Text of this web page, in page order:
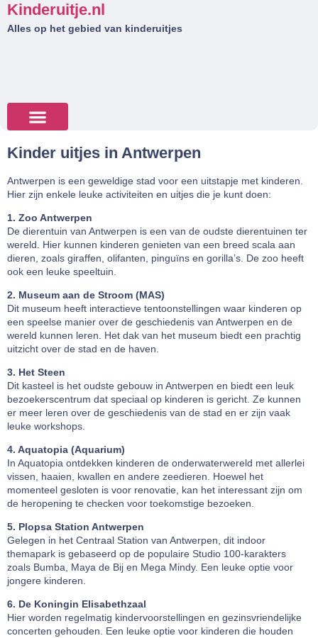
Kinderuitje.nl
Alles op het gebied van kinderuitjes
Kinder uitjes in Antwerpen
Antwerpen is een geweldige stad voor een uitstapje met kinderen.
Hier zijn enkele leuke activiteiten en uitjes die je kunt doen:
1. Zoo Antwerpen
De dierentuin van Antwerpen is een van de oudste dierentuinen ter
wereld. Hier kunnen kinderen genieten van een breed scala aan
dieren, zoals giraffen, olifanten, pinguïns en gorilla’s. De zoo heeft
ook een leuke speeltuin.
2. Museum aan de Stroom (MAS)
Dit museum heeft interactieve tentoonstellingen waar kinderen op
een speelse manier over de geschiedenis van Antwerpen en de
wereld kunnen leren. Het dak van het museum biedt een prachtig
uitzicht over de stad en de haven.
3. Het Steen
Dit kasteel is het oudste gebouw in Antwerpen en biedt een leuk
bezoekerscentrum dat speciaal op kinderen is gericht. Ze kunnen
er meer leren over de geschiedenis van de stad en er zijn vaak
leuke workshops.
4. Aquatopia (Aquarium)
In Aquatopia ontdekken kinderen de onderwaterwereld met allerlei
vissen, haaien, kwallen en andere zeedieren. Hoewel het
momenteel gesloten is voor renovatie, kan het interessant zijn om
de heropening te checken voor toekomstige bezoeken.
5. Plopsa Station Antwerpen
Gelegen in het Centraal Station van Antwerpen, dit indoor
themapark is gebaseerd op de populaire Studio 100-karakters
zoals Bumba, Maya de Bij en Mega Mindy. Een leuke optie voor
jongere kinderen.
6. De Koningin Elisabethzaal
Hier worden regelmatig kindervoorstellingen en gezinsvriendelijke
concerten gehouden. Een leuke optie voor kinderen die houden